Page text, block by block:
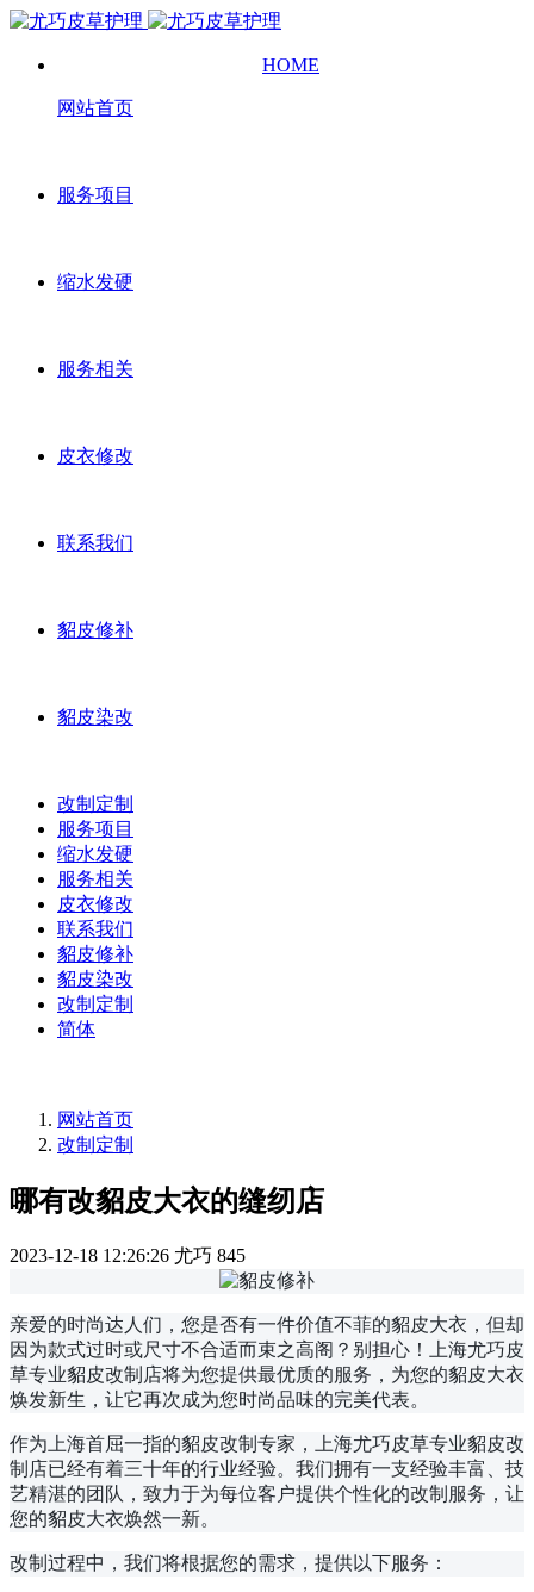
HOME
网站首页
服务项目
缩水发硬
服务相关
皮衣修改
联系我们
貂皮修补
貂皮染改
改制定制
服务项目
缩水发硬
服务相关
皮衣修改
联系我们
貂皮修补
貂皮染改
改制定制
简体
网站首页
改制定制
哪有改貂皮大衣的缝纫店
2023-12-18 12:26:26 尤巧 845
亲爱的时尚达人们，您是否有一件价值不菲的貂皮大衣，但却
因为款式过时或尺寸不合适而束之高阁？别担心！上海尤巧皮
草专业貂皮改制店将为您提供最优质的服务，为您的貂皮大衣
焕发新生，让它再次成为您时尚品味的完美代表。
作为上海首屈一指的貂皮改制专家，上海尤巧皮草专业貂皮改
制店已经有着三十年的行业经验。我们拥有一支经验丰富、技
艺精湛的团队，致力于为每位客户提供个性化的改制服务，让
您的貂皮大衣焕然一新。
改制过程中，我们将根据您的需求，提供以下服务：